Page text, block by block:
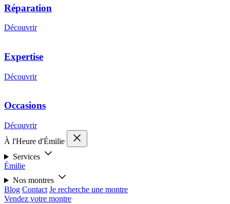
Réparation
Découvrir
Expertise
Découvrir
Occasions
Découvrir
À l'Heure d'Émilie
Services
Émilie
Nos montres
Blog Contact Je recherche une montre
Vendez votre montre